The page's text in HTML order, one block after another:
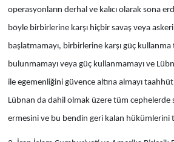
operasyonların derhal ve kalıcı olarak sona
böyle birbirlerine karşı hiçbir savaş veya
başlatmamayı, birbirlerine karşı güç
bulunmamayı veya güç kullanmamayı ve
ile egemenliğini güvence altına almayı
Lübnan da dahil olmak üzere tüm cephelerde
ermesini ve bu bendin geri kalan hükümlerini